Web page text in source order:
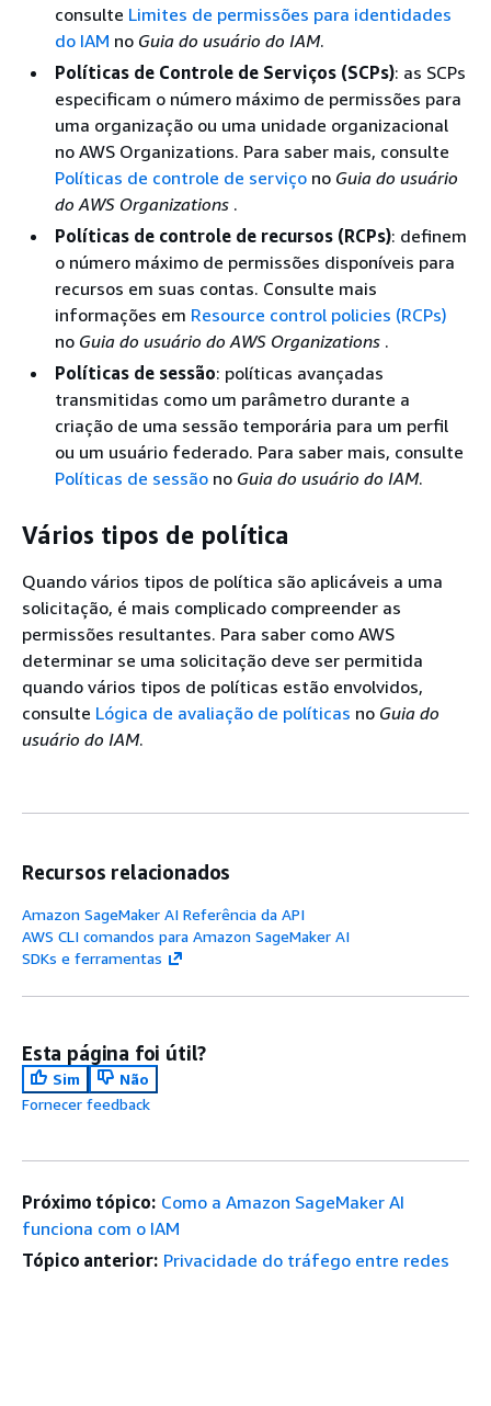
consulte Limites de permissões para identidades
do IAM no Guia do usuário do IAM.
Políticas de Controle de Serviços (SCPs): as SCPs
especificam o número máximo de permissões para
uma organização ou uma unidade organizacional
no AWS Organizations. Para saber mais, consulte
Políticas de controle de serviço no Guia do usuário
do AWS Organizations .
Políticas de controle de recursos (RCPs): definem
o número máximo de permissões disponíveis para
recursos em suas contas. Consulte mais
informações em Resource control policies (RCPs)
no Guia do usuário do AWS Organizations .
Políticas de sessão: políticas avançadas
transmitidas como um parâmetro durante a
criação de uma sessão temporária para um perfil
ou um usuário federado. Para saber mais, consulte
Políticas de sessão no Guia do usuário do IAM.
Vários tipos de política
Quando vários tipos de política são aplicáveis a uma
solicitação, é mais complicado compreender as
permissões resultantes. Para saber como AWS
determinar se uma solicitação deve ser permitida
quando vários tipos de políticas estão envolvidos,
consulte Lógica de avaliação de políticas no Guia do
usuário do IAM.
Recursos relacionados
Amazon SageMaker AI Referência da API
AWS CLI comandos para Amazon SageMaker AI
SDKs e ferramentas
Esta página foi útil?
Sim
Não
Fornecer feedback
Próximo tópico: Como a Amazon SageMaker AI
funciona com o IAM
Tópico anterior: Privacidade do tráfego entre redes